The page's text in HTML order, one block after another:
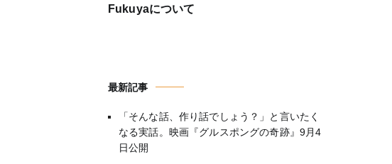
Fukuyaについて
最新記事
「そんな話、作り話でしょう？」と言いたく
なる実話。映画『グルスポングの奇跡』9月4
日公開